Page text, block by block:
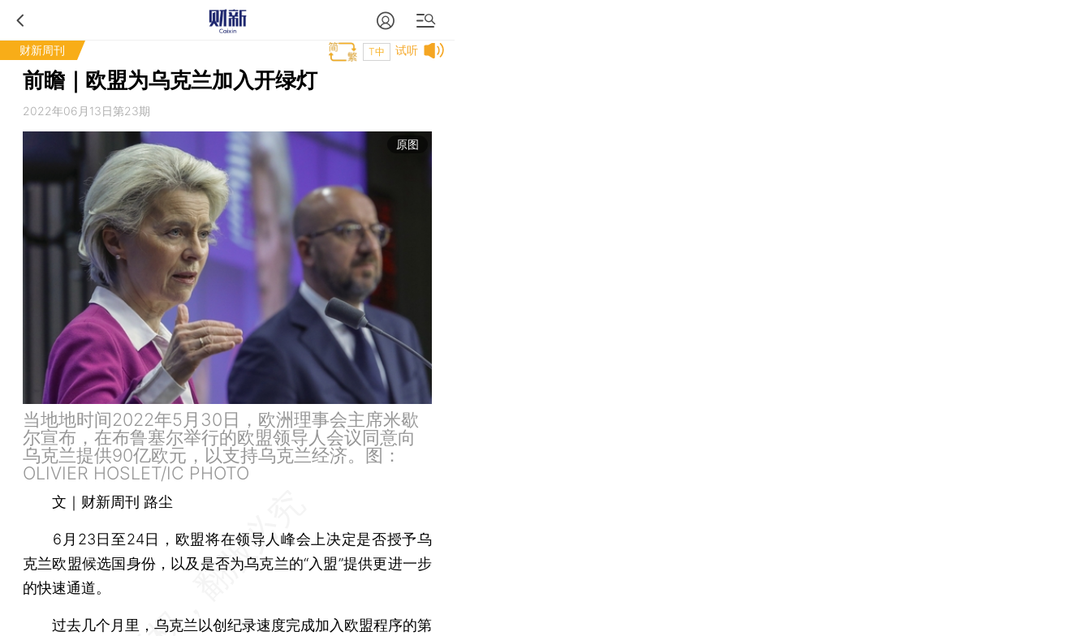
财新周刊 试听
T中
前瞻｜欧盟为乌克兰加入开绿灯
2022年06月13日第23期
原图
当地地时间2022年5月30日，欧洲理事会主席米歇
尔宣布，在布鲁塞尔举行的欧盟领导人会议同意向
乌克兰提供90亿欧元，以支持乌克兰经济。图：
OLIVIER HOSLET/IC PHOTO
文｜财新周刊 路尘
6月23日至24日，欧盟将在领导人峰会上决定是否授予乌
克兰欧盟候选国身份，以及是否为乌克兰的“入盟”提供更进一步
的快速通道。
过去几个月里，乌克兰以创纪录速度完成加入欧盟程序的第